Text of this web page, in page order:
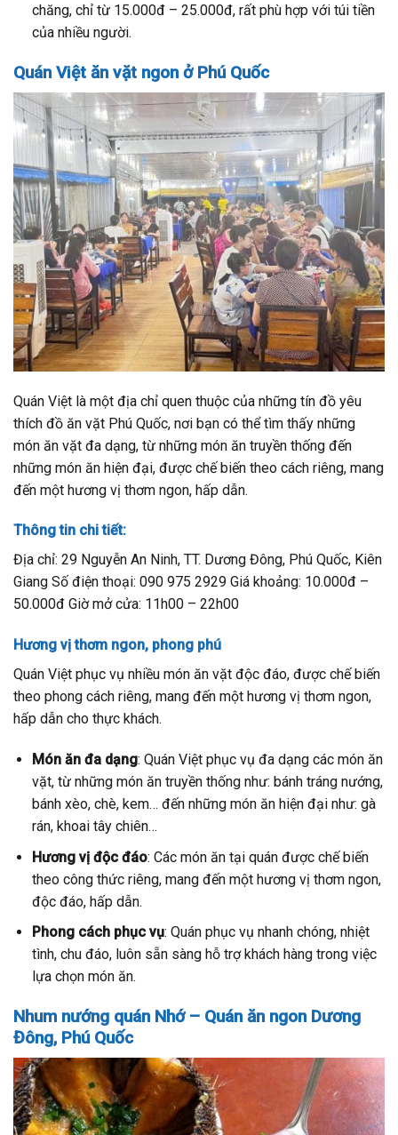
chăng, chỉ từ 15.000đ – 25.000đ, rất phù hợp với túi tiền
của nhiều người.
Quán Việt ăn vặt ngon ở Phú Quốc
Quán Việt là một địa chỉ quen thuộc của những tín đồ yêu
thích đồ ăn vặt Phú Quốc, nơi bạn có thể tìm thấy những
món ăn vặt đa dạng, từ những món ăn truyền thống đến
những món ăn hiện đại, được chế biến theo cách riêng, mang
đến một hương vị thơm ngon, hấp dẫn.
Thông tin chi tiết:
Địa chỉ: 29 Nguyễn An Ninh, TT. Dương Đông, Phú Quốc, Kiên
Giang Số điện thoại: 090 975 2929 Giá khoảng: 10.000đ –
50.000đ Giờ mở cửa: 11h00 – 22h00
Hương vị thơm ngon, phong phú
Quán Việt phục vụ nhiều món ăn vặt độc đáo, được chế biến
theo phong cách riêng, mang đến một hương vị thơm ngon,
hấp dẫn cho thực khách.
Món ăn đa dạng: Quán Việt phục vụ đa dạng các món ăn
vặt, từ những món ăn truyền thống như: bánh tráng nướng,
bánh xèo, chè, kem… đến những món ăn hiện đại như: gà
rán, khoai tây chiên…
Hương vị độc đáo: Các món ăn tại quán được chế biến
theo công thức riêng, mang đến một hương vị thơm ngon,
độc đáo, hấp dẫn.
Phong cách phục vụ: Quán phục vụ nhanh chóng, nhiệt
tình, chu đáo, luôn sẵn sàng hỗ trợ khách hàng trong việc
lựa chọn món ăn.
Nhum nướng quán Nhớ – Quán ăn ngon Dương
Đông, Phú Quốc